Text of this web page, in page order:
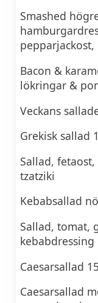
Smashed
pepparjackost,
Bacon &
lökringar &
Veckans
Grekisk sallad
Sallad,
tzatziki
Kebabsallad
Sallad, tomat,
kebabdressing
Caesarsallad
Caesarsallad